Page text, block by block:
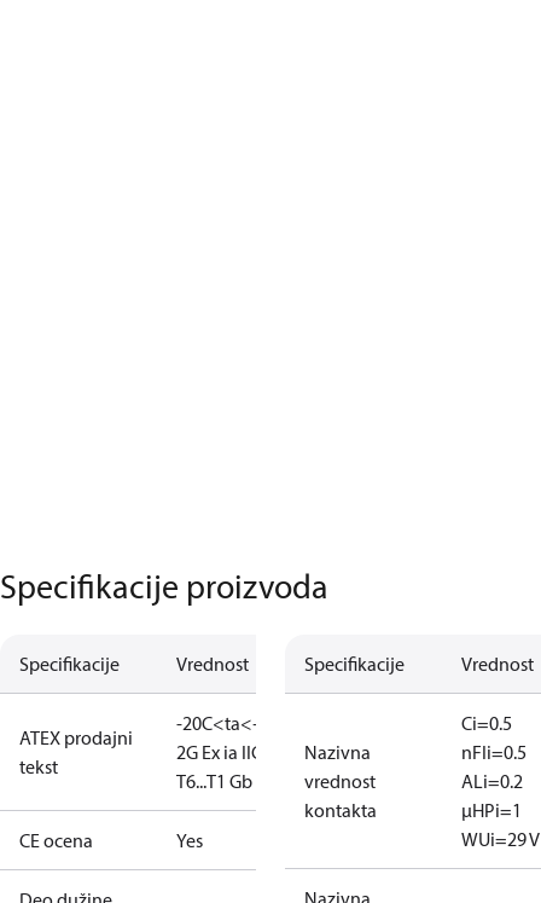
Specifikacije proizvoda
Specifikacije Vrednost
ATEX prodajni
tekst
-20C<ta<+65C
2G Ex ia IIC
T6...T1 Gb
CE ocena Yes
Specifikacije Vrednost
Nazivna
vrednost
kontakta
Ci=0.5
nFIi=0.5
ALi=0.2
μHPi=1
WUi=29 V
Nazivna